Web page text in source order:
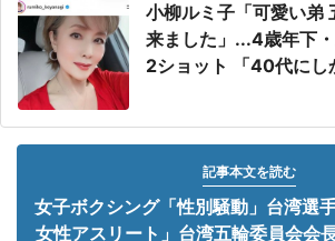
小柳ルミ子「可愛い弟
来ました」...4歳年下
2ショット 「40代にし
記事本文を読む
女子ボクシング「性別騒動」台湾選
女性アスリート」台湾五輪委員会会